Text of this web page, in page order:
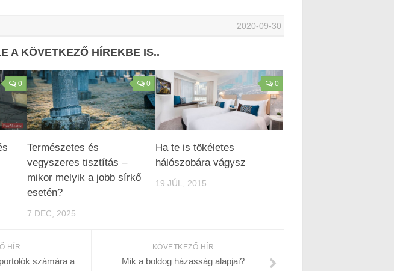
2020-09-30
A KÖVETKEZŐ HÍREKBE IS..
0 0
Természetes és
vegyszeres tisztítás –
mikor melyik a jobb sírkő
esetén?
7 DEC, 2025
0
Ha te is tökéletes
hálószobára vágysz
19 JÚL, 2015
KÖVETKEZŐ HÍR
Mik a boldog házasság alapjai?
HÍR
számára a